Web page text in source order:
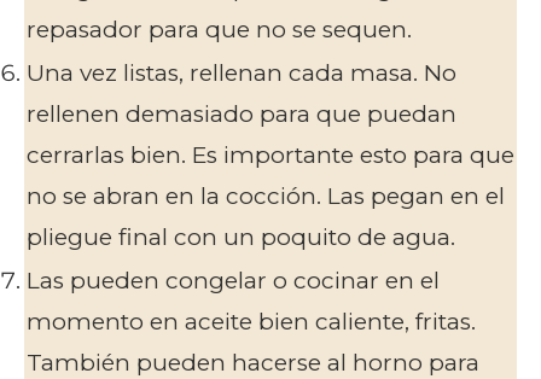
repasador para que no se sequen.
Una vez listas, rellenan cada masa. No
rellenen demasiado para que puedan
cerrarlas bien. Es importante esto para que
no se abran en la cocción. Las pegan en el
pliegue final con un poquito de agua.
Las pueden congelar o cocinar en el
momento en aceite bien caliente, fritas.
También pueden hacerse al horno para